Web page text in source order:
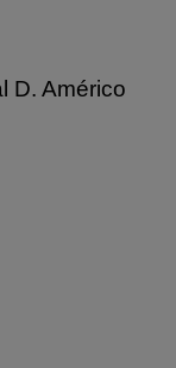
D. Américo